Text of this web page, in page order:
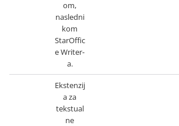
om,
nasledni
kom
StarOffic
e Writer-
a.
Ekstenzij
a za
tekstual
ne